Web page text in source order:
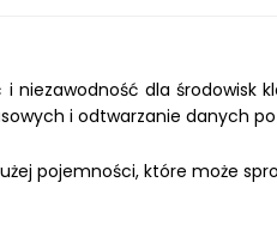
dla środowisk
i odtwarzanie danych
pojemności, które może